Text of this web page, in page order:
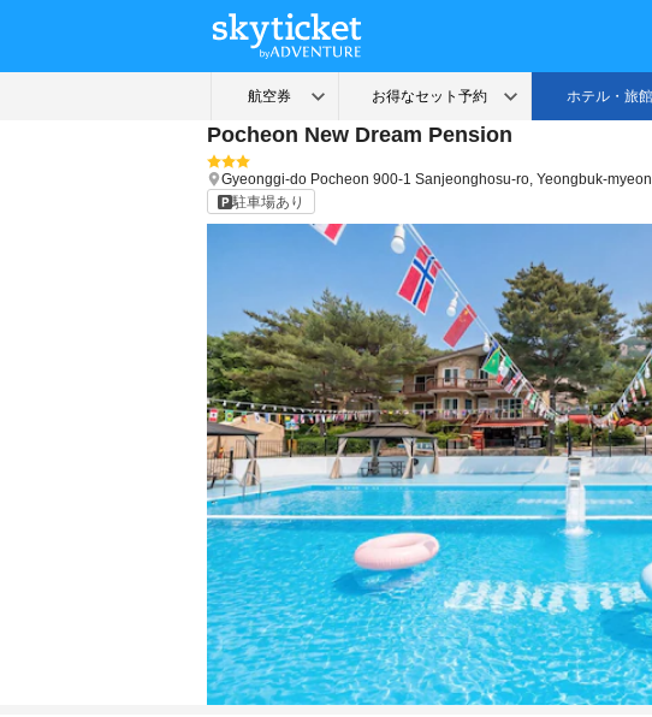
Pocheon New Dream Pension
Gyeonggi-do Pocheon 900-1 Sanjeonghosu-ro, Yeongbuk-myeon
駐車場あり